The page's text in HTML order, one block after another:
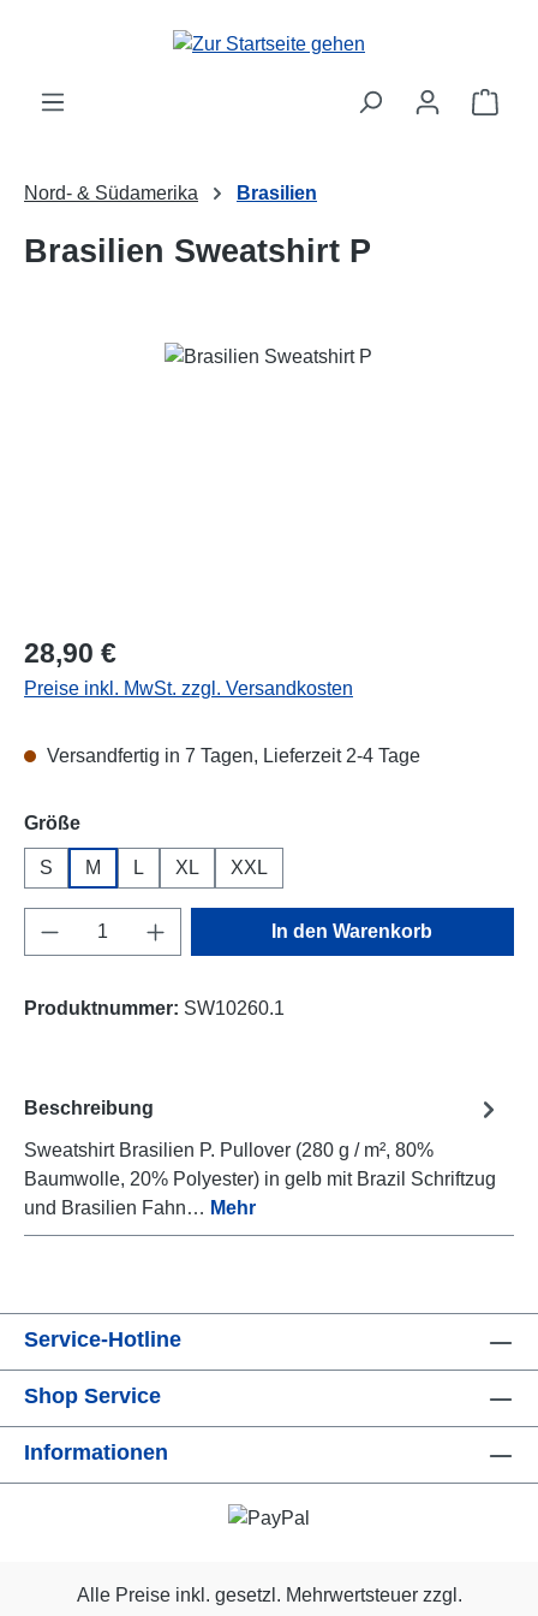
Zum Hauptinhalt springen
Nord- & Südamerika Brasilien
Brasilien Sweatshirt P
Bildergalerie überspringen
Regulärer Preis:
28,90 €
Preise inkl. MwSt. zzgl. Versandkosten
Versandfertig in 7 Tagen, Lieferzeit 2-4 Tage
Größeauswählen
S M L XL XXL
Produkt Anzahl: Gib den gewünschten
In den Warenkorb
Produktnummer: SW10260.1
Beschreibung
Sweatshirt Brasilien P. Pullover (280 g / m², 80%
Baumwolle, 20% Polyester) in gelb mit Brazil Schriftzug
und Brasilien Fahn… Mehr
Service-Hotline
Shop Service
Informationen
Alle Preise inkl. gesetzl. Mehrwertsteuer zzgl.